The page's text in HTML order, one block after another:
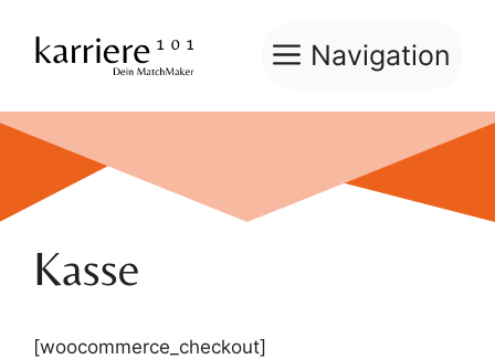
Inhalt
springen
Navigation
Kasse
[woocommerce_checkout]